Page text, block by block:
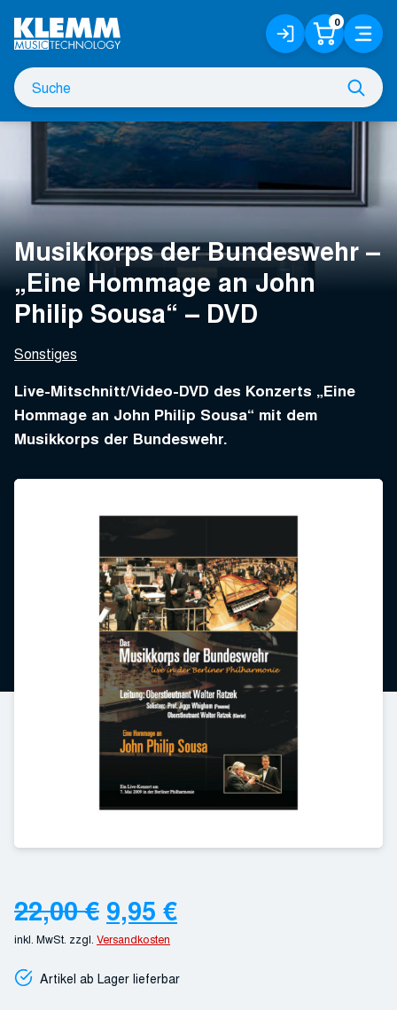
Hauptinhalt
Suche
nach
Anmelden
/
Registrieren
0 Menü
Musikkorps der Bundeswehr –
„Eine Hommage an John
Philip Sousa“ – DVD
Sonstiges
Live-Mitschnitt/Video-DVD des Konzerts „Eine
Hommage an John Philip Sousa“ mit dem
Musikkorps der Bundeswehr.
22,00€ Ursprünglicher
Preis
war:
9,95 €Aktueller
ist:
inkl. MwSt. zzgl. Versandkosten
Artikel ab Lager lieferbar